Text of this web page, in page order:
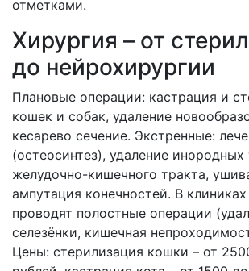
отметками.
Хирургия – от
до нейрохирургии
Плановые операции: кастрация и
кошек и собак, удаление
кесарево сечение. Экстренные:
(остеосинтез), удаление инородных
желудочно-кишечного тракта,
ампутация конечностей. В
проводят полостные операции
селезёнки, кишечная
Цены: стерилизация кошки – от